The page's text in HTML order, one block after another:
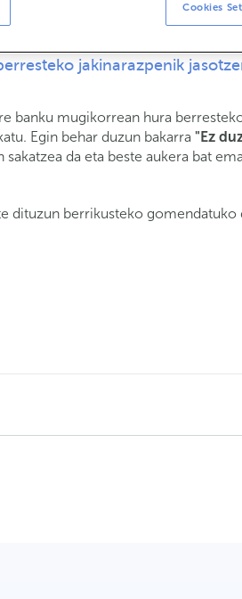
jakinarazpenik
banku mugikorrean hura
Egin behar duzun bakarra "Ez
sakatzea da eta beste aukera bat
dituzun berrikusteko gomendatuko
Cookies